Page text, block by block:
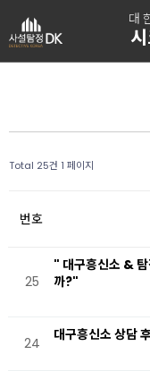
대
Total 25건 1 페이지
번호
25
" 대구흥신소 &
까?"
24
대구흥신소 상담